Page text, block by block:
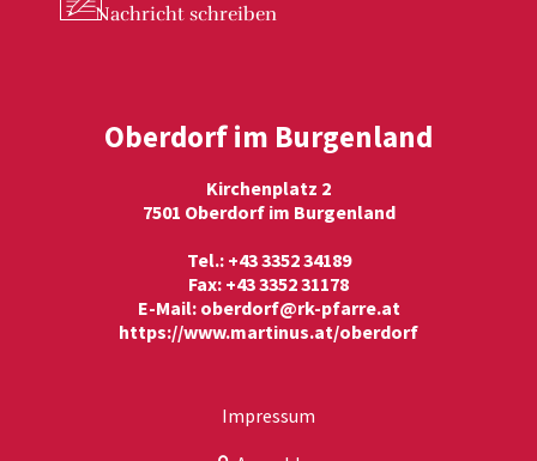
Nachricht schreiben
Oberdorf im Burgenland
Kirchenplatz 2
7501 Oberdorf im Burgenland
Tel.: +43 3352 34189
Fax: +43 3352 31178
E-Mail: oberdorf@rk-pfarre.at
https://www.martinus.at/oberdorf
Impressum